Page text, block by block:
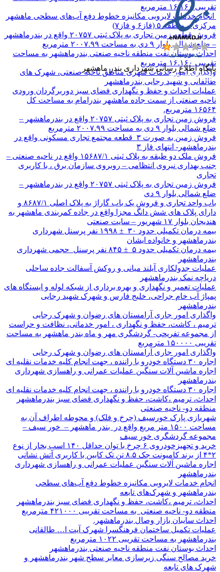
تقریبی ۱۶.۱۶۰ مترمربع
انجام خدمات لایروبی مکانیزه خطوط دفع آب‌های سطحی ماهشهر
مرکزی و منطقه ۵ (فاز۶ و فاز۷)
فروش قطعه زمین تجاری به پلاک ثبتی ۲۰۷۵۷ واقع در بندرماهشهر
– ضلع شمالی بلوار ۹ دی به مساحت ۲۰۰۷.۹۹ مترمربع
احداث بوستان نفت منطقه ناحیه صنعتی بندرماهشهر به مساحت
تقریبی ۱۶.۱۶۰ مترمربع
واگذاری امور خدمات شهری مناطق ناحیه صنعتی، شهرک های
طالقانی و شهید رجایی بندرماهشهر
عملیات احداث و حفظ و نگهداری فضای سبز دوربرگردان ورودی
ناحیه صنعتی از سمت جاده ماهشهر بندرامام به مساحت کل
۱۶۵۶۴ مترمربع.
فروش زمین تجاری به پلاک ثبتی ۲۰۷۵۷ واقع در بندرماهشهر –
ضلع شمالی بلوار ۹ دی به مساحت ۲۰۰۷.۹۹ مترمربع
فروش زمین به صورت ۳ قطعه مجتمع تجاری مسکونی واقع در
بندرماهشهر- انتهای فاز ۳
فروش ملک دو طبقه به پلاک ثبتی ۱۵۶۸۷/۱ واقع در ناحیه صنعتی –
جنب بهداری نیروی انتظامی – روبروی سازمان برق ، با کاربری
تجاری
فروش زمین تجاری به پلاک ثبتی ۲۰۷۵۷ واقع در بندرماهشهر –
ضلع شمالی بلوار ۹ دی
باب واحد تجاری و فروش یک باب گاراژ به پلاک اصلی ۸۶۸۷/۱ و
دارای پلاک های شش دانگ مجزا واقع در جاده کمربندی ماهشهر به
هندیجان بلوار ۱۷ شهریور – سایت صنعتی
بیمه درمان تکمیلی حدود ۳۰ ± ۱۹۹۸ نفر پرسنل شهرداری
بندرماهشهر و خانواده ایشان
بیمه درمان تکمیلی حدود ۵ ± ۸۴۵ نفر پرسنل حجمی شهرداری
بندرماهشهر
عملیات جدولکاری آیلند میانی و روکش آسفالت جاده ساحلی
دریاچه نمک بندرماهشهر
عملیات تعمیر و نگهداری و بهره برداری از شبکه لوله و ایستگاه های
پمپاژ آب خام جراحی، خلیج فارس و شهرک شهید رجایی
بندرماهشهر
واگذاری امور جاری آرامستان های رضوان و شهرک رجایی
ترمیم ، کاشت، حفظ و نگهداری ، امور خدماتی، نظافت و حراست
از مجموعه تفریحی- گردشگری مهر و ماه بندر ماهشهر به مساحت
تقریبی ۱۵۰۰۰۰ مترمربع
واگذاری امور جاری آرامستان های رضوان و شهرک رجایی
اجاره ۳۰ دستگاه خودرو با راننده ، جهت انجام کلیه خدمات نقلیه ای
اجاره ماشین آلات سنگین عملیات عمرانی و راهسازی شهرداری
بندرماهشهر
اجاره ۳۰ دستگاه خودرو با راننده ، جهت انجام کلیه خدمات نقلیه ای
احداث، ترمیم ،کاشت، حفظ و نگهداری فضای سبز بندرماهشهر
منطقه دو- ناحیه صنعتی
شهربازی پارک خورسیف (چرخ و فلک) و محوطه اطراف آن به
مساحت ۱۵۰۰ متر مربع واقع در بندر ماهشهر – خور سیف –
مجموعه گردشگری خور سیف
خرید و تجهیزخودروی ۶ چرخ با توان حداقل ۱۴۰ اسب بخار از نوع
۲*۴ از برند کامیونت جک ۸.۵ تن تک کابین با کاربری آتش نشانی
اجاره ماشین آلات سنگین عملیات عمرانی و راهسازی شهرداری
بندرماهشهر
انجام خدمات لایروبی مکانیزه خطوط دفع آب‌های سطحی
بندرماهشهر و شهرک‌های تابعه
احداث، ترمیم ،کاشت، حفظ و نگهداری فضای سبز بندرماهشهر
منطقه دو- ناحیه صنعتی به مساحت تقریبی ۴۲۱۰۰۰ مترمربع
احداث سایبان بازار وصال بندرماهشهر.
عملیات تکمیل ساختمان فرهنگسرا شهرک آیت ا… طالقانی
بندرماهشهر به مساحت تقریبی ۱۰۲۲ مترمربع
احداث بوستان نفت منطقه ناحیه صنعتی بندرماهشهر
خرید مصالح سنگی زیرسازی معابر سطح شهر بندرماهشهر و
شهرک های تابعه
پایگاه اطلاع رسانی شهرداری بندر ماهشهر